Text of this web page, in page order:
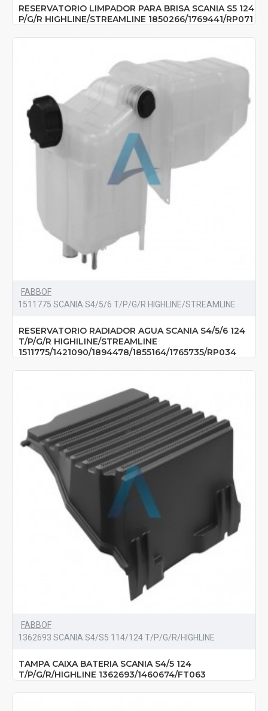
RESERVATORIO LIMPADOR PARA BRISA SCANIA S5 124
P/G/R HIGHLINE/STREAMLINE 1850266/1769441/RP071
FABBOF
1511775 SCANIA S4/5/6 T/P/G/R HIGHLINE/STREAMLINE
RESERVATORIO RADIADOR AGUA SCANIA S4/5/6 124
T/P/G/R HIGHILINE/STREAMLINE
1511775/1421090/1894478/1855164/1765735/RP034
FABBOF
1362693 SCANIA S4/S5 114/124 T/P/G/R/HIGHLINE
TAMPA CAIXA BATERIA SCANIA S4/5 124
T/P/G/R/HIGHLINE 1362693/1460674/FT063